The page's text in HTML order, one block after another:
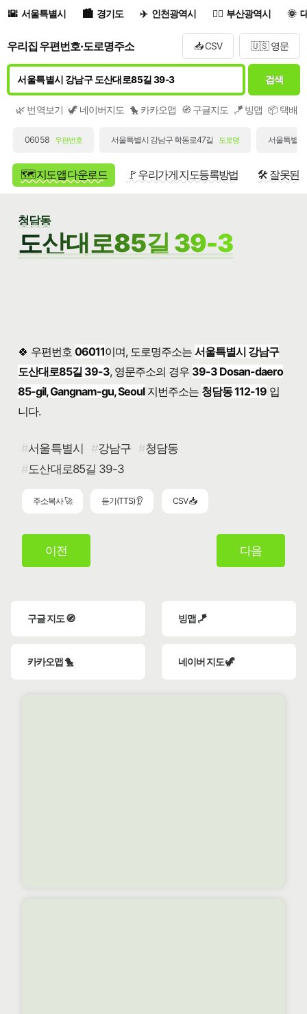
서울특별시 경기도 인천광역시 부산광역시
우리집 우편번호·도로명주소 📥 CSV 🇺🇸 영문
검색
🌿 번역보기 🦖 네이버지도 🐤 카카오맵 🧭 구글지도 🪁 빙맵 📦 택배/
06058 우편번호 서울특별시 강남구 학동로47길 도로명 서울특별
🗺️ 지도앱 다운로드 🚩 우리가게 지도등록방법 🛠️ 잘못된
청담동
도산대로85길 39-3
🍀 우편번호 06011이며, 도로명주소는서울특별시 강남구
도산대로85길 39-3, 영문주소의 경우 39-3 Dosan-daero
85-gil, Gangnam-gu, Seoul지번주소는 청담동 112-19 입
니다.
서울특별시 강남구
청담동
도산대로85길 39-3
주소복사 🚀 듣기(TTS) 👂 CSV 📥
이전 다음
구글 지도 🧭 빙맵 🪁
카카오맵 🐤 네이버 지도 🦖